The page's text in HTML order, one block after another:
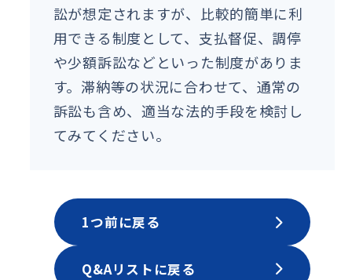
訟が想定されますが、比較的簡単に利
用できる制度として、支払督促、調停
や少額訴訟などといった制度がありま
す。滞納等の状況に合わせて、通常の
訴訟も含め、適当な法的手段を検討し
てみてください。
1つ前に戻る
Q&Aリストに戻る